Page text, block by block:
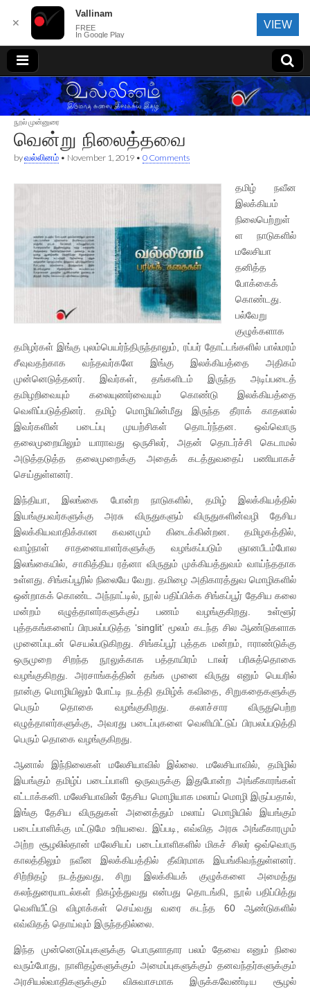
வல்லினம்
நூல் முன்னுரை
வென்று நிலைத்தவை
byவல்லினம் • November 1, 2019 • 0 Comments
தமிழ் நவீன
இலக்கியம்
நிலைபெற்றுள்
ள நாடுகளில்
மலேசியா
தனித்த
போக்கைக்
கொண்டது.
பல்வேறு
குழுக்களாக
தமிழர்கள் இங்கு புலம்பெயர்ந்திருந்தாலும், ரப்பர் தோட்டங்களில் பால்மரம்
சீவுவதற்காக வந்தவர்களே இங்கு இலக்கியத்தை அதிகம்
முன்னெடுத்தனர். இவர்கள், தங்களிடம் இருந்த அடிப்படைத்
தமிழறிவையும் கலையுணர்வையும் கொண்டு இலக்கியத்தை
வெளிப்படுத்தினர். தமிழ் மொழியின்மீது இருந்த தீராக் காதலால்
இவர்களின் படைப்பு முயற்சிகள் தொடர்ந்தன. ஒவ்வொரு
தலைமுறையிலும் யாராவது ஒருசிலர், அதன் தொடர்ச்சி கெடாமல்
அடுத்தடுத்த தலைமுறைக்கு அதைக் கடத்துவதைப் பணியாகச்
செய்துள்ளனர்.
இந்தியா, இலங்கை போன்ற நாடுகளில், தமிழ் இலக்கியத்தில்
இயங்குபவர்களுக்கு அரசு விருதுகளும் விருதுகளின்வழி தேசிய
இலக்கியவாதிக்கான கவனமும் கிடைக்கின்றன. தமிழகத்தில்,
வாழ்நாள் சாதனையாளர்களுக்கு வழங்கப்படும் ஞானபீடம்போல
இலங்கையில், சாகித்திய ரத்னா விருதும் முக்கியத்துவம் வாய்ந்ததாக
உள்ளது. சிங்கப்பூரில் நிலையே வேறு. தமிழை அதிகாரத்துவ மொழிகளில்
ஒன்றாகக் கொண்ட அந்நாட்டில், நூல் பதிப்பிக்க சிங்கப்பூர் தேசிய கலை
மன்றம் எழுத்தாளர்களுக்குப் பணம் வழங்குகிறது. உள்ளூர்
புத்தகங்களைப் பிரபலப்படுத்த ‘singlit’ மூலம் கடந்த சில ஆண்டுகளாக
முனைப்புடன் செயல்படுகிறது. சிங்கப்பூர் புத்தக மன்றம், ஈராண்டுக்கு
ஒருமுறை சிறந்த நூலுக்காக பத்தாயிரம் டாலர் பரிசுத்தொகை
வழங்குகிறது. அரசாங்கத்தின் தங்க முனை விருது எனும் பெயரில்
நான்கு மொழியிலும் போட்டி நடத்தி தமிழ்க் கவிதை, சிறுகதைகளுக்கு
பெரும் தொகை வழங்குகிறது. கலாச்சார விருதுபெற்ற
எழுத்தாளர்களுக்கு, அவரது படைப்புகளை வெளியிட்டுப் பிரபலப்படுத்தி
பெரும் தொகை வழங்குகிறது.
ஆனால் இந்நிலைகள் மலேசியாவில் இல்லை. மலேசியாவில், தமிழில்
இயங்கும் தமிழ்ப் படைப்பாளி ஒருவருக்கு இதுபோன்ற அங்கீகாரங்கள்
எட்டாக்கனி. மலேசியாவின் தேசிய மொழியாக மலாய் மொழி இருப்பதால்,
இங்கு தேசிய விருதுகள் அனைத்தும் மலாய் மொழியில் இயங்கும்
படைப்பாளிக்கு மட்டுமே உரியவை. இப்படி, எவ்வித அரசு அங்கீகாரமும்
அற்ற சூழலில்தான் மலேசியப் படைப்பாளிகளில் மிகச் சிலர் ஒவ்வொரு
காலத்திலும் நவீன இலக்கியத்தில் தீவிரமாக இயங்கிவந்துள்ளனர்.
சிற்றிதழ் நடத்துவது, சிறு இலக்கியக் குழுக்களை அமைத்து
கலந்துரையாடல்கள் நிகழ்த்துவது என்பது தொடங்கி, நூல் பதிப்பித்து
வெளியீட்டு விழாக்கள் செய்வது வரை கடந்த 60 ஆண்டுகளில்
எவ்விதத் தொய்வும் இருந்ததில்லை.
இந்த முன்னெடுப்புகளுக்கு பொருளாதார பலம் தேவை எனும் நிலை
வரும்போது, நாளிதழ்களுக்கும் அமைப்புகளுக்கும் தனவந்தர்களுக்கும்
அரசியல்வாதிகளுக்கும் விசுவாசமாக இருக்கவேண்டிய சூழல்
✕
Vallinam
FREE
In Google Play
VIEW